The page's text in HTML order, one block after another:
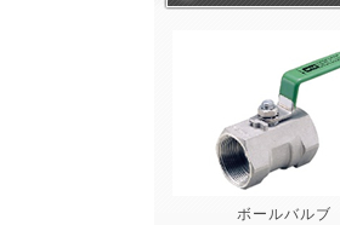
ボールバルブ